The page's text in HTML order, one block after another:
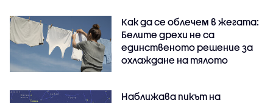
Как да се облечем в жегата:
Белите дрехи не са
единственото решение за
охлаждане на тялото
Наближава пикът на